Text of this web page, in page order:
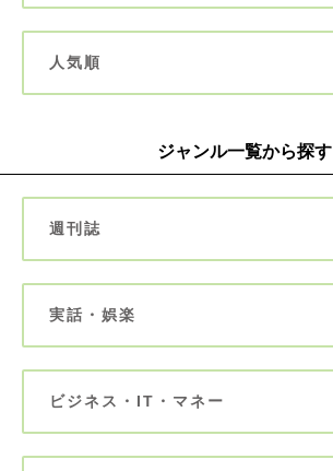
人気順
ジャンル一覧から探す
週刊誌
実話・娯楽
ビジネス・IT・マネー